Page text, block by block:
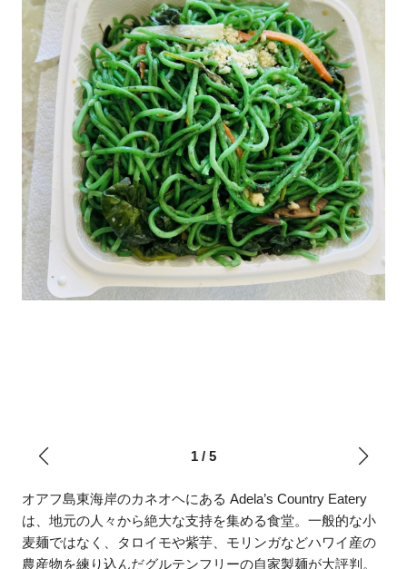
1/ 5
オアフ島東海岸のカネオヘにある Adela’s Country Eatery
は、地元の人々から絶大な支持を集める食堂。一般的な小
麦麺ではなく、タロイモや紫芋、モリンガなどハワイ産の
農産物を練り込んだグルテンフリーの自家製麺が大評判。